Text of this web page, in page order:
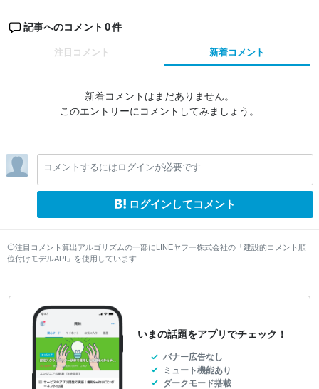
記事へのコメント 0件
注目コメント 新着コメント
新着コメントはまだありません。
このエントリーにコメントしてみましょう。
コメントするにはログインが必要です
ログインしてコメント
注目コメント算出アルゴリズムの一部にLINEヤフー株式会社の「建設的コメント順
位付けモデルAPI」を使用しています
いまの話題をアプリでチェック！
バナー広告なし
ミュート機能あり
ダークモード搭載